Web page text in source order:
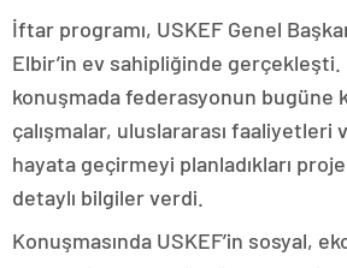
İftar programı, USKEF Genel
Elbir’in ev sahipliğinde gerçekleşti.
konuşmada federasyonun bugüne
çalışmalar, uluslararası faaliyetleri
hayata geçirmeyi planladıkları
detaylı bilgiler verdi.
Konuşmasında USKEF’in sosyal,